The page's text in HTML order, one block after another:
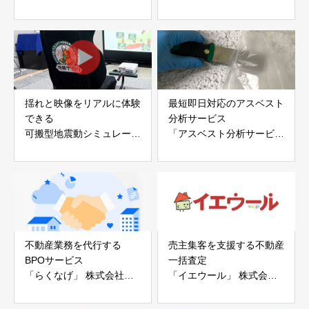
アイディールブレーン株式
会社
株式会社evoltz
揺れと映像をリアルに体験
できる
可搬型地震動シミュレータ
白山工業株式会社
最短即日対応のアスベスト
分析サービス
「アスベスト分析サービ
不動産業務を代行する
BPOサービス
「らくなげ」 株式会社い
売主集客を支援する不動産
一括査定
「イエウール」 株式会社